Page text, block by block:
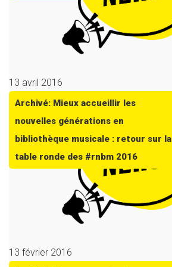
13 avril 2016
Archivé: Mieux accueillir les
nouvelles générations en
bibliothèque musicale : retour sur la
table ronde des #rnbm 2016
13 février 2016